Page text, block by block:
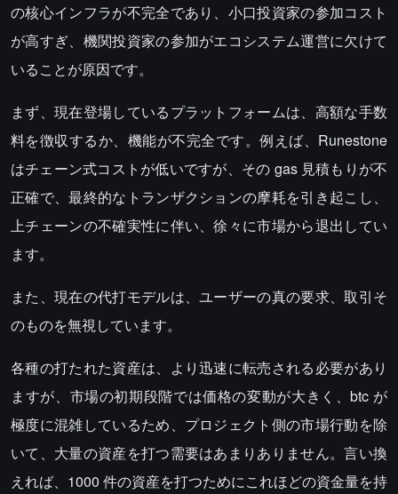
の核心インフラが不完全であり、小口投資家の参加コスト
が高すぎ、機関投資家の参加がエコシステム運営に欠けて
いることが原因です。
まず、現在登場しているプラットフォームは、高額な手数
料を徴収するか、機能が不完全です。例えば、Runestone
はチェーン式コストが低いですが、その gas 見積もりが不
正確で、最終的なトランザクションの摩耗を引き起こし、
上チェーンの不確実性に伴い、徐々に市場から退出してい
ます。
また、現在の代打モデルは、ユーザーの真の要求、取引そ
のものを無視しています。
各種の打たれた資産は、より迅速に転売される必要があり
ますが、市場の初期段階では価格の変動が大きく、btc が
極度に混雑しているため、プロジェクト側の市場行動を除
いて、大量の資産を打つ需要はあまりありません。言い換
えれば、1000 件の資産を打つためにこれほどの資金量を持